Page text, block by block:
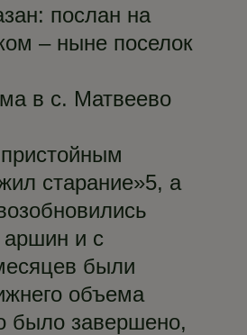
послан на
– ныне поселок
в с. Матвеево
старание»5, а
аршин и с
были
объема
было завершено,